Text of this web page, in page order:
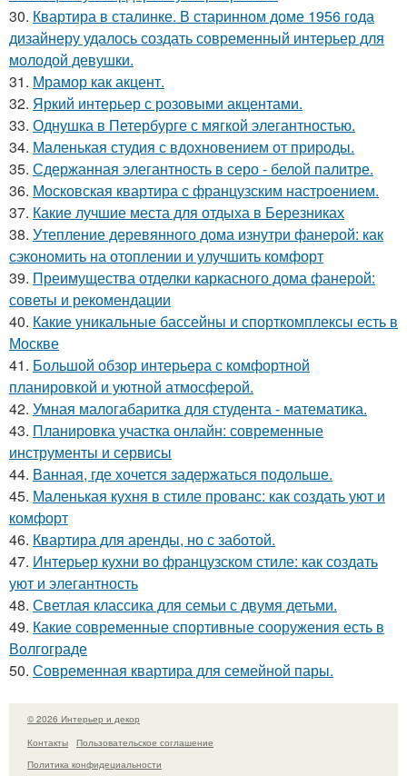
30. Квартира в сталинке. В старинном доме 1956 года
дизайнеру удалось создать современный интерьер для
молодой девушки.
31. Мрамор как акцент.
32. Яркий интерьер с розовыми акцентами.
33. Однушка в Петербурге с мягкой элегантностью.
34. Маленькая студия с вдохновением от природы.
35. Сдержанная элегантность в серо - белой палитре.
36. Московская квартира с французским настроением.
37. Какие лучшие места для отдыха в Березниках
38. Утепление деревянного дома изнутри фанерой: как
сэкономить на отоплении и улучшить комфорт
39. Преимущества отделки каркасного дома фанерой:
советы и рекомендации
40. Какие уникальные бассейны и спорткомплексы есть в
Москве
41. Большой обзор интерьера с комфортной
планировкой и уютной атмосферой.
42. Умная малогабаритка для студента - математика.
43. Планировка участка онлайн: современные
инструменты и сервисы
44. Ванная, где хочется задержаться подольше.
45. Маленькая кухня в стиле прованс: как создать уют и
комфорт
46. Квартира для аренды, но с заботой.
47. Интерьер кухни во французском стиле: как создать
уют и элегантность
48. Светлая классика для семьи с двумя детьми.
49. Какие современные спортивные сооружения есть в
Волгограде
50. Современная квартира для семейной пары.
© 2026 Интерьер и декор
Контакты
Пользовательское соглашение
Политика конфидециальности